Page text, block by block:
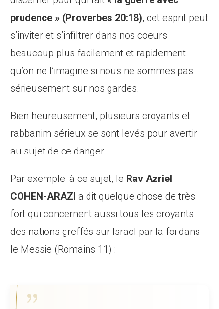
prudence » (Proverbes 20:18), cet esprit peut
s’inviter et s’infiltrer dans nos coeurs
beaucoup plus facilement et rapidement
qu’on ne l’imagine si nous ne sommes pas
sérieusement sur nos gardes.
Bien heureusement, plusieurs croyants et
rabbanim sérieux se sont levés pour avertir
au sujet de ce danger.
Par exemple, à ce sujet, le Rav Azriel
COHEN-ARAZI a dit quelque chose de très
fort qui concernent aussi tous les croyants
des nations greffés sur Israël par la foi dans
le Messie (Romains 11) :